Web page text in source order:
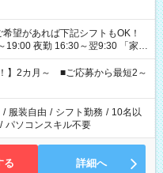
夜勤 16:30～翌9:30 「家族
持って夕飯の準備がしたい」
など、ご希望を教えてください
。 合計で週40時間を超える場
】2カ月～ ■ご応募から最短2～
/ 服装自由 / シフト勤務 / 10名以
/ パソコンスキル不要
る 詳細へ